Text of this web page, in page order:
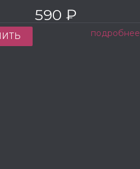
590 ₽
подробнее